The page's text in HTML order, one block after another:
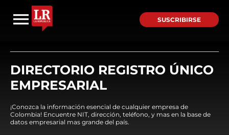
SUSCRIBIRSE
DIRECTORIO REGISTRO ÚNICO
EMPRESARIAL
¡Conozca la información esencial de cualquier empresa de
Colombia! Encuentre NIT, dirección, teléfono, y mas en la base de
datos empresarial mas grande del país.